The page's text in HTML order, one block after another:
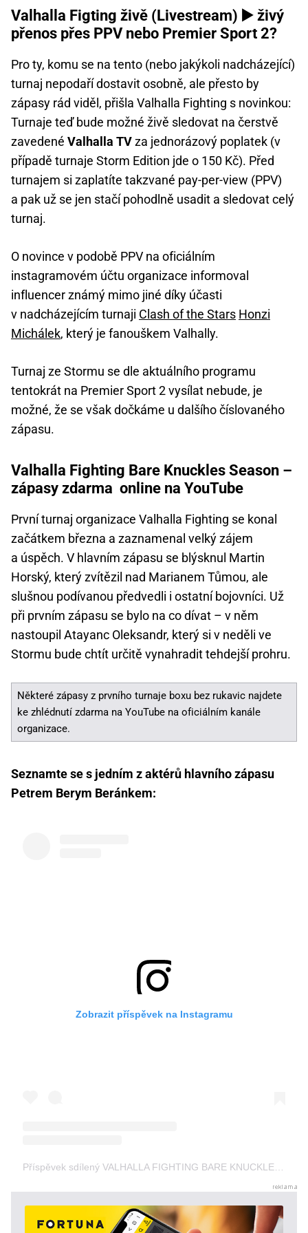
Valhalla Figting živě (Livestream) ▶️ živý
přenos přes PPV nebo Premier Sport 2?
Pro ty, komu se na tento (nebo jakýkoli nadcházející)
turnaj nepodaří dostavit osobně, ale přesto by
zápasy rád viděl, přišla Valhalla Fighting s novinkou:
Turnaje teď bude možné živě sledovat na čerstvě
zavedené Valhalla TVza jednorázový poplatek (v
případě turnaje Storm Edition jde o 150 Kč). Před
turnajem si zaplatíte takzvané pay-per-view (PPV)
a pak už se jen stačí pohodlně usadit a sledovat celý
turnaj.
O novince v podobě PPV na oficiálním
instagramovém účtu organizace informoval
influencer známý mimo jiné díky účasti
v nadcházejícím turnaji Clash of the Stars Honzi
Michálek, který je fanouškem Valhally.
Turnaj ze Stormu se dle aktuálního programu
tentokrát na Premier Sport 2 vysílat nebude, je
možné, že se však dočkáme u dalšího číslovaného
zápasu.
Valhalla Fighting Bare Knuckles Season –
zápasy zdarma online na YouTube
První turnaj organizace Valhalla Fighting se konal
začátkem března a zaznamenal velký zájem
a úspěch. V hlavním zápasu se blýsknul Martin
Horský, který zvítězil nad Marianem Tůmou, ale
slušnou podívanou předvedli i ostatní bojovníci. Už
při prvním zápasu se bylo na co dívat – v něm
nastoupil Atayanc Oleksandr, který si v neděli ve
Stormu bude chtít určitě vynahradit tehdejší prohru.
Některé zápasy z prvního turnaje boxu bez rukavic najdete
ke zhlédnutí zdarma na YouTube na oficiálním kanále
organizace.
Seznamte se s jedním z aktérů hlavního zápasu
Petrem Berym Beránkem:
Zobrazit příspěvek na Instagramu